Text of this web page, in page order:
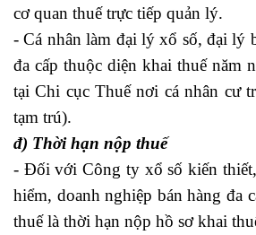
cơ quan thuế trực tiếp quản lý.
- Cá nhân làm đại lý xổ số, đại lý
đa cấp thuộc diện khai thuế năm
tại Chi cục Thuế nơi cá nhân cư
tạm trú).
đ) Thời hạn nộp thuế
- Đối với Công ty xổ số kiến
hiểm, doanh nghiệp bán hàng đa
thuế là thời hạn nộp hồ sơ khai